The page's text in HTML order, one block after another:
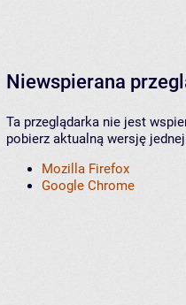
Niewspierana
Ta przeglądarka nie jest
pobierz aktualną wersję
Mozilla Firefox
Google Chrome